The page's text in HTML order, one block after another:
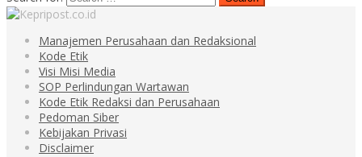
Manajemen Perusahaan dan Redaksional
Kode Etik
Visi Misi Media
SOP Perlindungan Wartawan
Kode Etik Redaksi dan Perusahaan
Pedoman Siber
Kebijakan Privasi
Disclaimer